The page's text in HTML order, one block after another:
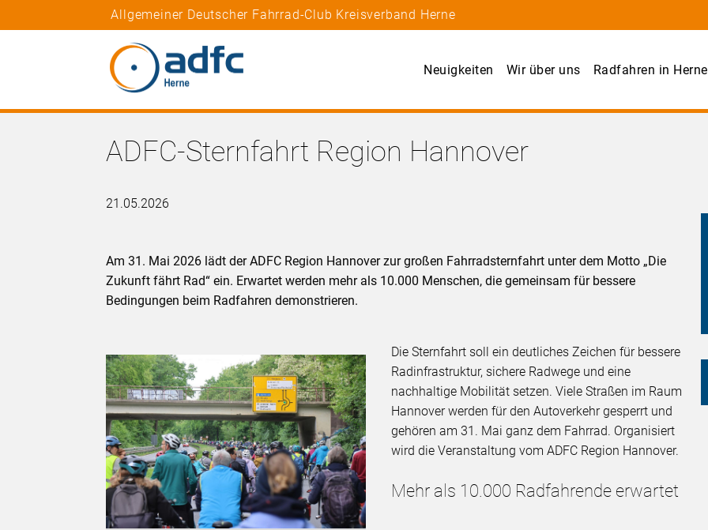
Allgemeiner Deutscher Fahrrad-Club Kreisverband Herne
Neuigkeiten Wir über uns Radfahren in Herne
ADFC-Sternfahrt Region Hannover
21.05.2026
Am 31. Mai 2026 lädt der ADFC Region Hannover zur großen Fahrradsternfahrt unter dem Motto „Die
Zukunft fährt Rad“ ein. Erwartet werden mehr als 10.000 Menschen, die gemeinsam für bessere
Bedingungen beim Radfahren demonstrieren.
Die Sternfahrt soll ein deutliches Zeichen für bessere
Radinfrastruktur, sichere Radwege und eine
nachhaltige Mobilität setzen. Viele Straßen im Raum
Hannover werden für den Autoverkehr gesperrt und
gehören am 31. Mai ganz dem Fahrrad. Organisiert
wird die Veranstaltung vom ADFC Region Hannover.
Mehr als 10.000 Radfahrende erwartet